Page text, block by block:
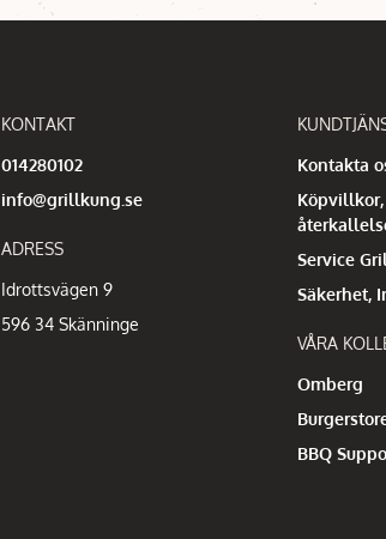
KONTAKT
014280102
info@grillkung.se
ADRESS
Idrottsvägen 9
596 34 Skänninge
Kontakta
Service
Säkerhet,
VÅRA
Omberg
BBQ